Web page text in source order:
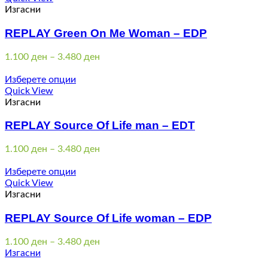
Изгасни
REPLAY Green On Me Woman – EDP
1.100 ден – 3.480 ден
Изберете опции
Quick View
Изгасни
REPLAY Source Of Life man – EDT
1.100 ден – 3.480 ден
Изберете опции
Quick View
Изгасни
REPLAY Source Of Life woman – EDP
1.100 ден – 3.480 ден
Изгасни